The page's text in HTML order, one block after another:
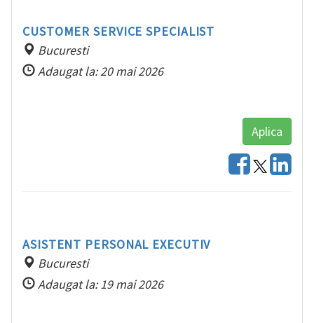
CUSTOMER SERVICE SPECIALIST
Bucuresti
Adaugat la: 20 mai 2026
Aplica
ASISTENT PERSONAL EXECUTIV
Bucuresti
Adaugat la: 19 mai 2026